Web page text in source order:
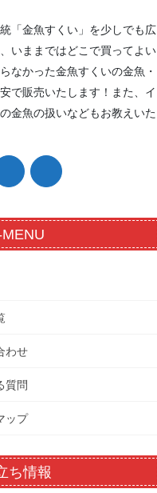
「金魚すくい」を少しでも広
いままではどこで買ってよい
なかった金魚すくいの金魚・
で販売いたします！また、イ
金魚の扱いなどもお教えいた
わせ
質問
ップ
ち情報